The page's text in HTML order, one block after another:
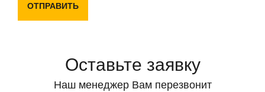
ОТПРАВИТЬ
Оставьте заявку
Наш менеджер Вам перезвонит